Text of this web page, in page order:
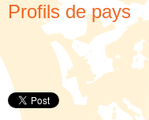
Profils de pays